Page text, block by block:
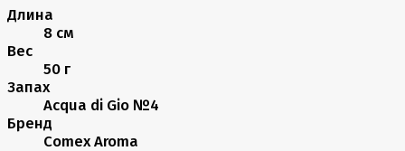
Длина
8 см
Вес
50 г
Запах
Acqua di Gio №4
Бренд
Comex Aroma